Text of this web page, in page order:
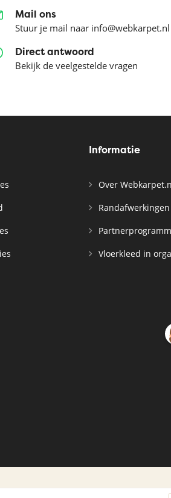
Mail ons
Stuur je mail naar info@webkarpet.nl
Direct antwoord
Bekijk de veelgestelde vragen
Informatie
Over
Randafwerkingen
Vloerkleed in